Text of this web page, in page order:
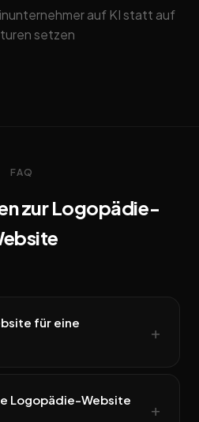
auf KI statt auf
setzen
FAQ
zur Logopädie-
für eine
Logopädie-Website